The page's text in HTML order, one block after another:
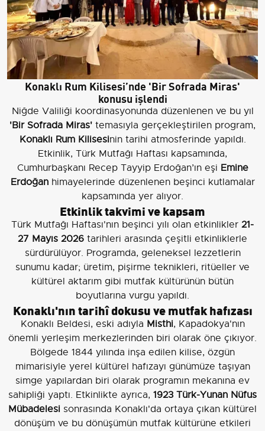
Konaklı Rum Kilisesi’nde 'Bir Sofrada Miras'
konusu işlendi
Niğde Valiliği koordinasyonunda düzenlenen ve bu yıl
'Bir Sofrada Miras' temasıyla gerçekleştirilen program,
Konaklı Rum Kilisesinin tarihi atmosferinde yapıldı.
Etkinlik, Türk Mutfağı Haftası kapsamında,
Cumhurbaşkanı Recep Tayyip Erdoğan’ın eşi Emine
Erdoğanhimayelerinde düzenlenen beşinci kutlamalar
kapsamında yer alıyor.
Etkinlik takvimi ve kapsam
Türk Mutfağı Haftası'nın beşinci yılı olan etkinlikler 21-
27 Mayıs 2026 tarihleri arasında çeşitli etkinliklerle
sürdürülüyor. Programda, geleneksel lezzetlerin
sunumu kadar; üretim, pişirme teknikleri, ritüeller ve
kültürel aktarım gibi mutfak kültürünün bütün
boyutlarına vurgu yapıldı.
Konaklı'nın tarihî dokusu ve mutfak hafızası
Konaklı Beldesi, eski adıyla Misthi, Kapadokya'nın
önemli yerleşim merkezlerinden biri olarak öne çıkıyor.
Bölgede 1844 yılında inşa edilen kilise, özgün
mimarisiyle yerel kültürel hafızayı günümüze taşıyan
simge yapılardan biri olarak programın mekanına ev
sahipliği yaptı. Etkinlikte ayrıca, 1923 Türk-Yunan Nüfus
Mübadelesi sonrasında Konaklı'da ortaya çıkan kültürel
dönüşüm ve bu dönüşümün mutfak kültürüne etkileri